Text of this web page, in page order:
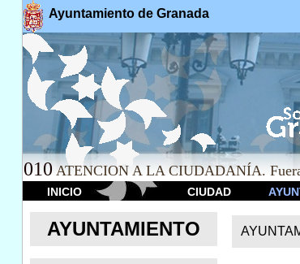
Ayuntamiento de Granada
010 ATENCION A LA CIUDADANÍA.
INICIO CIUDAD
AYUNTAMIENTO